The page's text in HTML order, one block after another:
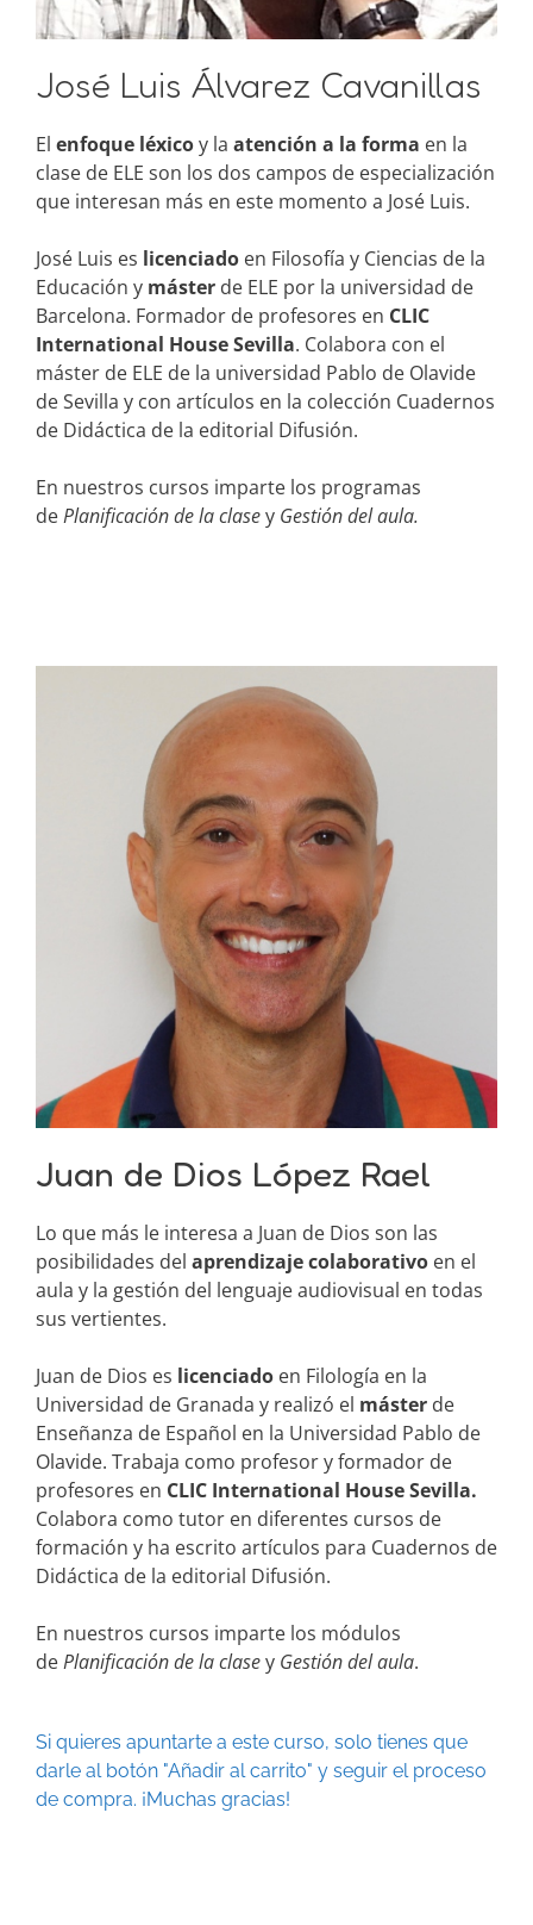
José Luis Álvarez Cavanillas
El enfoque léxicoy la atención a la forma en la
clase de ELE son los dos campos de especialización
que interesan más en este momento a José Luis.
José Luis es licenciado en Filosofía y Ciencias de la
Educación y máster de ELE por la universidad de
Barcelona. Formador de profesores en CLIC
International House Sevilla. Colabora con el
máster de ELE de la universidad Pablo de Olavide
de Sevilla y con artículos en la colección Cuadernos
de Didáctica de la editorial Difusión.
En nuestros cursos imparte los programas
dePlanificaciónde la clasey Gestióndel aula.
Juan de Dios López Rael
Lo que más le interesa a Juan de Dios son las
posibilidades del aprendizajecolaborativo en el
aula y la gestión del lenguaje audiovisual en todas
sus vertientes.
Juan de Dios es licenciado en Filología en la
Universidad de Granada y realizó el máster de
Enseñanza de Español en la Universidad Pablo de
Olavide. Trabaja como profesor y formador de
profesores en CLIC International House Sevilla.
Colabora como tutor en diferentes cursos de
formación y ha escrito artículos para Cuadernos de
Didáctica de la editorial Difusión.
En nuestros cursos imparte los módulos
dePlanificación de la clasey Gestión del aula.
Si quieres apuntarte a este curso, solo tienes que
darle al botón "Añadir al carrito" y seguir el proceso
de compra. ¡Muchas gracias!